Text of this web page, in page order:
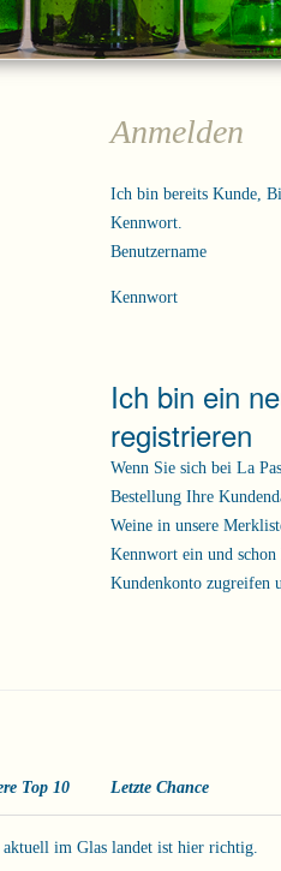
Anmelden
Ich bin bereits Kunde,
Kennwort.
Benutzername
Kennwort
Ich bin ein
registrieren
Wenn Sie sich bei La
Bestellung Ihre
Weine in unsere
Kennwort ein und
Kundenkonto zugreifen
Top 10 Letzte Chance
im Glas landet ist hier richtig.